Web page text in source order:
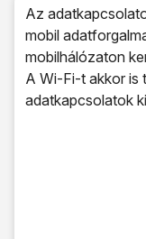
Az
mobil
mobilhálózaton
A Wi-Fi-t akkor is
adatkapcsolatok